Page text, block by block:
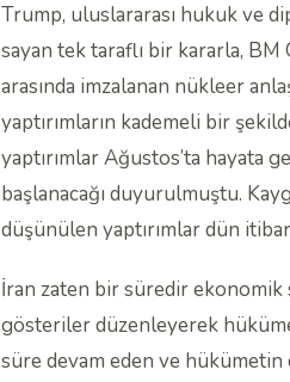
Trump, uluslararası hukuk ve
sayan tek taraflı bir kararla,
arasında imzalanan nükleer
yaptırımların kademeli bir
yaptırımlar Ağustos’ta hayata
başlanacağı duyurulmuştu.
düşünülen yaptırımlar dün
İran zaten bir süredir
gösteriler düzenleyerek
süre devam eden ve